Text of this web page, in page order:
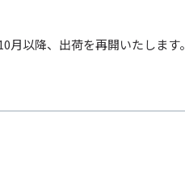
以降、出荷を再開いたします。